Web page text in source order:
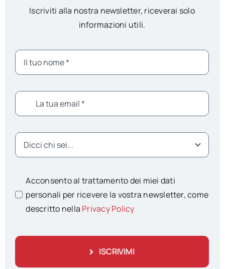
Iscriviti alla nostra newsletter, riceverai solo
informazioni utili.
Acconsento al trattamento dei miei dati
personali per ricevere la vostra newsletter, come
descritto nella Privacy Policy
ISCRIVIMI